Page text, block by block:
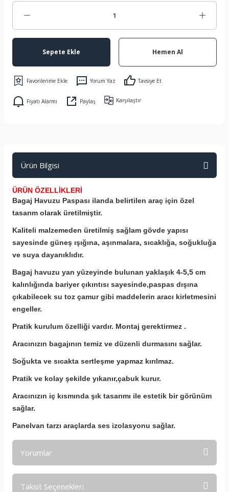
Sepete Ekle Hemen Al
Yorum Yaz Tavsiye Et
Fiyatı Alarmı Paylaş Karşılaştır
Ürün Bilgisi
ÜRÜN ÖZELLİKLERİ
Bagaj Havuzu Paspası ilanda belirtilen araç için özel
tasarım olarak üretilmiştir.
Kaliteli malzemeden üretilmiş sağlam gövde yapısı
sayesinde güneş ışığına, aşınmalara, sıcaklığa, soğukluğa
ve suya dayanıklıdır.
Bagaj havuzu yan yüzeyinde bulunan yaklaşık 4-5,5 cm
kalınlığında bariyer çıkıntısı sayesinde,paspas dışına
çıkabilecek su toz çamur gibi maddelerin aracı kirletmesini
engeller.
Pratik kurulum özelliği vardır. Montaj gerektirmez .
Aracınızın bagajının temiz ve düzenli durmasını sağlar.
Soğukta ve sıcakta sertleşme yapmaz kırılmaz.
Pratik ve kolay şekilde yıkanır,çabuk kurur.
Aracınızın iç kısmında şık tasarımı ile estetik bir görünüm
sağlar.
Panelvan tarzı araçlarda ses izolasyonu sağlar.
Yorumlar
Taksit Seçenekleri